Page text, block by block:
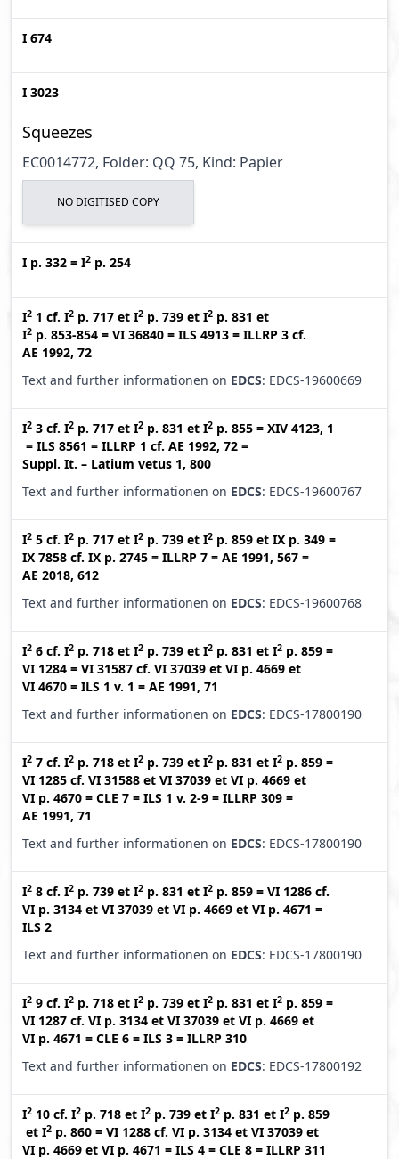
I 674
I 3023
Squeezes
EC0014772, Folder: QQ 75, Kind: Papier
NO DIGITISED COPY
I p. 332 = I2 p. 254
I2 1 cf. I2 p. 717 et I2 p. 739 et I2 p. 831 et
I2 p. 853-854 = VI 36840 = ILS 4913 = ILLRP 3 cf.
AE 1992, 72
Text and further informationen on EDCS: EDCS-19600669
I2 3 cf. I2 p. 717 et I2 p. 831 et I2 p. 855 = XIV 4123, 1
= ILS 8561 = ILLRP 1 cf. AE 1992, 72 =
Suppl. It. – Latium vetus 1, 800
Text and further informationen on EDCS: EDCS-19600767
I2 5 cf. I2 p. 717 et I2 p. 739 et I2 p. 859 et IX p. 349 =
IX 7858 cf. IX p. 2745 = ILLRP 7 = AE 1991, 567 =
AE 2018, 612
Text and further informationen on EDCS: EDCS-19600768
I2 6 cf. I2 p. 718 et I2 p. 739 et I2 p. 831 et I2 p. 859 =
VI 1284 = VI 31587 cf. VI 37039 et VI p. 4669 et
VI 4670 = ILS 1 v. 1 = AE 1991, 71
Text and further informationen on EDCS: EDCS-17800190
I2 7 cf. I2 p. 718 et I2 p. 739 et I2 p. 831 et I2 p. 859 =
VI 1285 cf. VI 31588 et VI 37039 et VI p. 4669 et
VI p. 4670 = CLE 7 = ILS 1 v. 2-9 = ILLRP 309 =
AE 1991, 71
Text and further informationen on EDCS: EDCS-17800190
I2 8 cf. I2 p. 739 et I2 p. 831 et I2 p. 859 = VI 1286 cf.
VI p. 3134 et VI 37039 et VI p. 4669 et VI p. 4671 =
ILS 2
Text and further informationen on EDCS: EDCS-17800190
I2 9 cf. I2 p. 718 et I2 p. 739 et I2 p. 831 et I2 p. 859 =
VI 1287 cf. VI p. 3134 et VI 37039 et VI p. 4669 et
VI p. 4671 = CLE 6 = ILS 3 = ILLRP 310
Text and further informationen on EDCS: EDCS-17800192
I2 10 cf. I2 p. 718 et I2 p. 739 et I2 p. 831 et I2 p. 859
et I2 p. 860 = VI 1288 cf. VI p. 3134 et VI 37039 et
VI p. 4669 et VI p. 4671 = ILS 4 = CLE 8 = ILLRP 311